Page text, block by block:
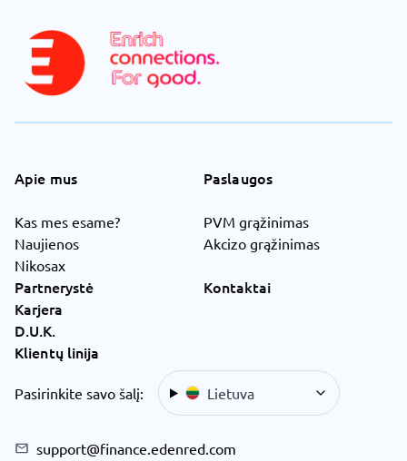
Apie mus
Kas mes esame?
Naujienos
Nikosax
Paslaugos
PVM grąžinimas
Akcizo grąžinimas
Partnerystė
Karjera
D.U.K.
Kontaktai
Klientų linija
Pasirinkite savo šalį: Lietuva
support@finance.edenred.com